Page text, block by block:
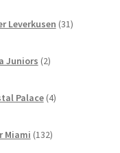
Leverkusen 31izdelkov
Juniors 2izdelka
Palace 4izdelki
Miami 132izdelkov